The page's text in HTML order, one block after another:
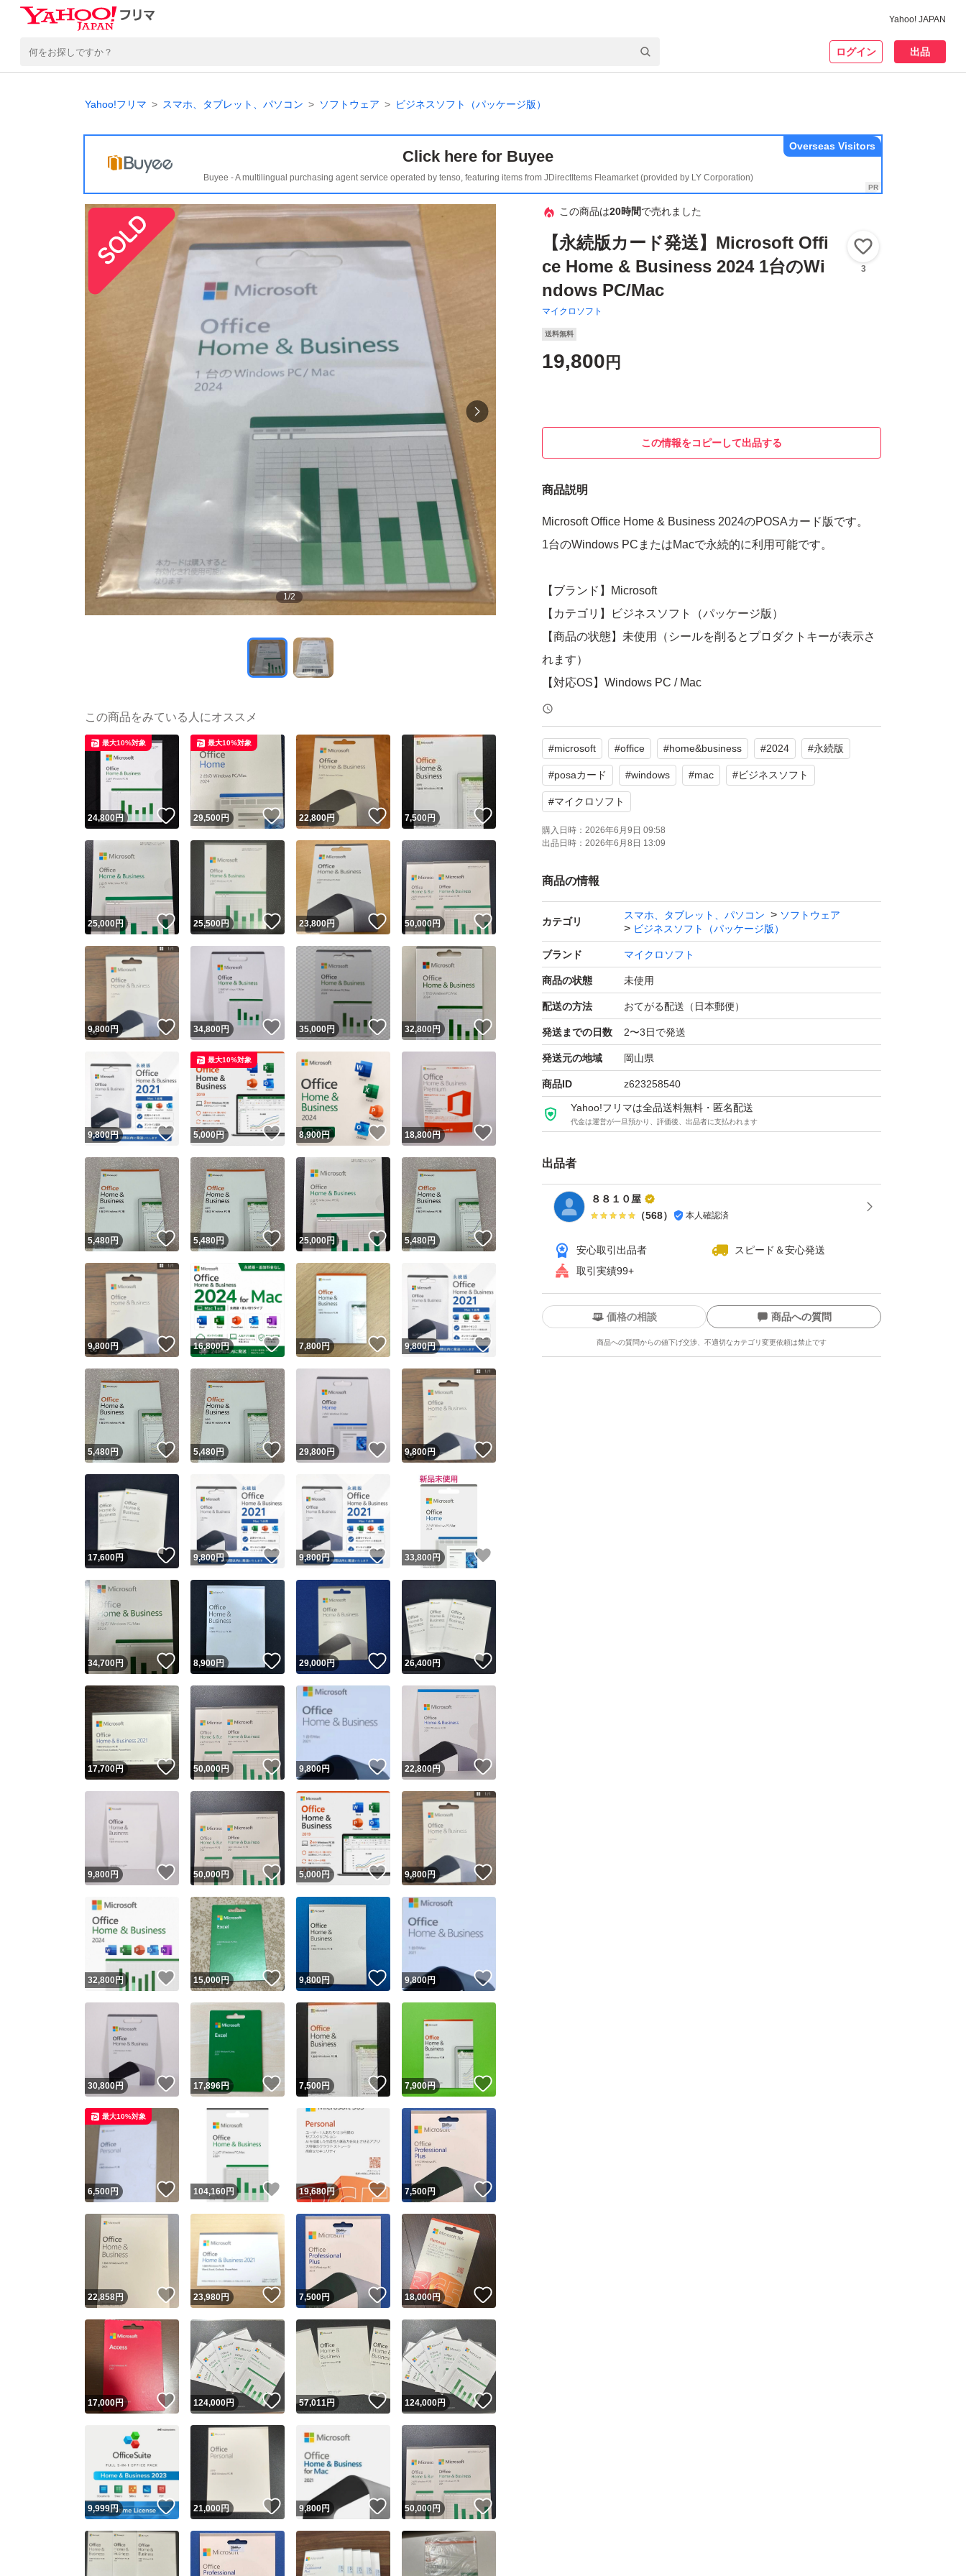
Yahoo! JAPAN
ログイン 出品
Yahoo!フリマ スマホ、タブレット、パソコン ソフトウェア ビジネスソフト（パッケージ版）
Click here for Buyee
Buyee - A multilingual purchasing agent service operated by tenso, featuring items from JDirectItems Fleamarket (provided by LY Corporation)
Overseas Visitors
1/2
この商品は20時間で売れました
【永続版カード発送】Microsoft Offi
ce Home & Business 2024 1台のWi
ndows PC/Mac
マイクロソフト
3
送料無料
19,800 円
この情報をコピーして出品する
商品説明
Microsoft Office Home & Business 2024のPOSAカード版です。
1台のWindows PCまたはMacで永続的に利用可能です。
【ブランド】Microsoft
【カテゴリ】ビジネスソフト（パッケージ版）
【商品の状態】未使用（シールを削るとプロダクトキーが表示さ
れます）
【対応OS】Windows PC / Mac
【その他】永続版
＜お取引について＞ ・未使用品につき、ご使用後はいかなる理由
でも返品・返金はお断りします。 office.com/setupにアクセス・M
Sアカウントにログイン・プロダクトキー（シールを削ると現れ
#microsoft #office #home&business #2024 #永続版
#posaカード #windows #mac #ビジネスソフト
#マイクロソフト
購入日時： 2026年6月9日 09:58
出品日時： 2026年6月8日 13:09
商品の情報
カテゴリ
スマホ、タブレット、パソコン
ソフトウェア
ビジネスソフト（パッケージ版）
ブランド マイクロソフト
商品の状態 未使用
配送の方法 おてがる配送（日本郵便）
発送までの日数 2〜3日で発送
発送元の地域 岡山県
商品ID z623258540
Yahoo!フリマは全品送料無料・匿名配送
代金は運営が一旦預かり、評価後、出品者に支払われます
出品者
８８１０屋
（568） 本人確認済
安心取引出品者
スピード＆安心発送
取引実績99+
ユーザーの実績について
Yahoo!フリマが定めた一定の基準を満たしたユーザーにバッジを付与しています
安心取引出品者
安心取引出品者 Yahoo!フリマの基準をクリアした安心・安全なユーザーです
取引実績
取引実績◯+ このユーザーはYahoo!フリマの取引を完了させた実績があります
他フリマ実績◯+ このユーザーは他フリマサービスでの取引実績があります
スピード&安心発送
※このバッジは実績に基づく表示であり、発送を保証しているものではありません
スピード＆安心発送
このユーザーは高頻度で24時間以内＆設定した発送日数内に発送してい
スピード発送 このユーザーは高頻度で24時間以内に発送しています
安心発送 このユーザーは設定した発送日数内に発送しています
価格の相談 商品への質問
商品への質問からの値下げ交渉、不適切なカテゴリ変更依頼は禁止です
この商品の情報をコピーします
商品画像の無断転載は禁止されています
コピーは1商品につき1回
出品ページへ
キャンセル
この商品をみている人にオススメ
24,800円 いいね！
最大10%対象
29,500円 いいね！
最大10%対象
22,800円 いいね！
7,500円
25,000円 いいね！
25,500円 いいね！
23,800円 いいね！
50,000円
9,800円 いいね！
34,800円 いいね！
35,000円 いいね！
32,800円
9,800円 いいね！
5,000円 いいね！
最大10%対象
8,900円 いいね！
18,800円
5,480円 いいね！
5,480円 いいね！
25,000円 いいね！
5,480円 いいね！
9,800円 いいね！
16,800円 いいね！
7,800円 いいね！
9,800円
5,480円 いいね！
5,480円 いいね！
29,800円 いいね！
9,800円
17,600円 いいね！
9,800円 いいね！
9,800円 いいね！
33,800 円
34,700円 いいね！
8,900円 いいね！
29,000円 いいね！
26,400円
17,700円 いいね！
50,000円 いいね！
9,800円 いいね！
22,800円
9,800円 いいね！
50,000円 いいね！
5,000円 いいね！
9,800円
32,800 円 いいね！
15,000円 いいね！
9,800円 いいね！
9,800円
30,800円 いいね！
17,896円 いいね！
7,500円 いいね！
7,900円
6,500円 いいね！
最大10%対象
104,160円 いいね！
19,680円 いいね！
7,500円
22,858円 いいね！
23,980円 いいね！
7,500円 いいね！
18,000円
17,000円 いいね！
124,000円 いいね！
57,011円 いいね！
124,000円
9,999円 いいね！
21,000 円 いいね！
9,800円 いいね！
50,000円